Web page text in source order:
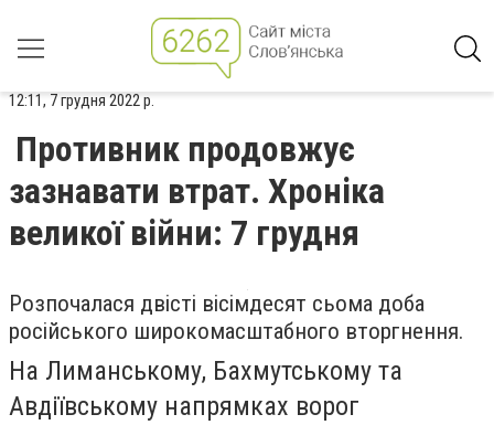
12:11, 7 грудня 2022 р.
Противник продовжує
зазнавати втрат. Хроніка
великої війни: 7 грудня
Розпочалася двісті вісімдесят сьома доба
російського широкомасштабного вторгнення.
На Лиманському, Бахмутському та
Авдіївському напрямках ворог